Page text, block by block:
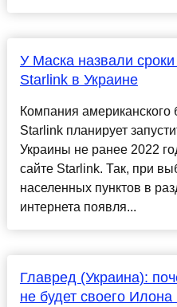
У Маска назвали
Starlink в Украине
Компания
Starlink планирует
Украины не ранее 2022
сайте Starlink. Так, при
населенных пунктов в
интернета появля...
Главред (Украина):
не будет своего